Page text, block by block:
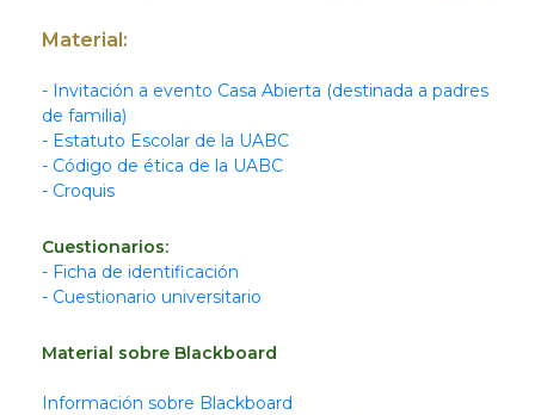
Material:
- Invitación a evento Casa Abierta (destinada a padres
de familia)
- Estatuto Escolar de la UABC
- Código de ética de la UABC
- Croquis
Cuestionarios:
- Ficha de identificación
- Cuestionario universitario
Material sobre Blackboard
Información sobre Blackboard